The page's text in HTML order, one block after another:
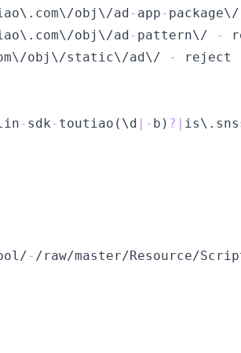
obj\/ad- app-
obj\/ad- pattern\/
-
obj\/static\/ad\/ -
- sdk- toutiao(\d | - b) ? |
-